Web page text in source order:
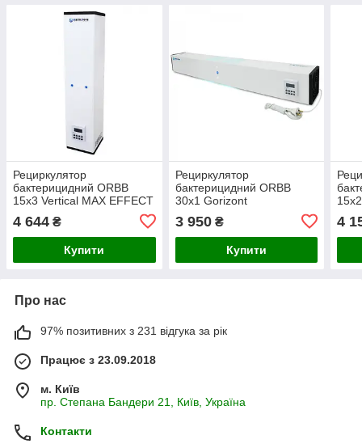
Рециркулятор
бактерицидний ORBB
15x3 Vertical MAX EFFECT
4 644 ₴
Купити
Рециркулятор
бактерицидний ORBB
30x1 Gorizont
3 950₴
Купити
4
Про нас
97% позитивних з 231 відгука за рік
Працює з 23.09.2018
м. Київ
пр. Степана Бандери 21, Київ, Україна
Контакти